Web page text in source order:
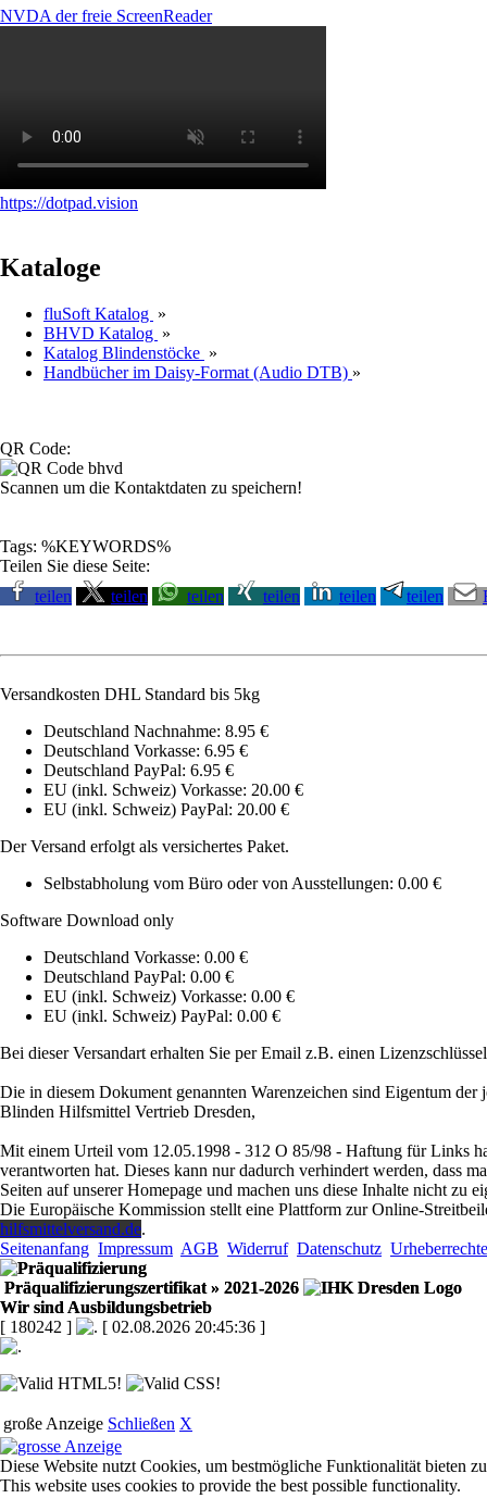
NVDA der freie ScreenReader
https://dotpad.vision
Kataloge
fluSoft Katalog »
BHVD Katalog »
Katalog Blindenstöcke »
Handbücher im Daisy-Format (Audio DTB) »
QR Code:
Scannen um die Kontaktdaten zu speichern!
Tags: %KEYWORDS%
Teilen Sie diese Seite:
teilen
teilen teilen teilen teilen teilen
Versandkosten DHL Standard bis 5kg
Deutschland Nachnahme: 8.95 €
Deutschland Vorkasse: 6.95 €
Deutschland PayPal: 6.95 €
EU (inkl. Schweiz) Vorkasse: 20.00 €
EU (inkl. Schweiz) PayPal: 20.00 €
Der Versand erfolgt als versichertes Paket.
Selbstabholung vom Büro oder von Ausstellungen: 0.00 €
Software Download only
Deutschland Vorkasse: 0.00 €
Deutschland PayPal: 0.00 €
EU (inkl. Schweiz) Vorkasse: 0.00 €
EU (inkl. Schweiz) PayPal: 0.00 €
Bei dieser Versandart erhalten Sie per Email z.B. einen
Die in diesem Dokument genannten Warenzeichen sind Eigentum
Blinden Hilfsmittel Vertrieb Dresden,
Mit einem Urteil vom 12.05.1998 - 312 O 85/98 - Haftung für Links
verantworten hat. Dieses kann nur dadurch verhindert werden, dass
Seiten auf unserer Homepage und machen uns diese Inhalte nicht
Die Europäische Kommission stellt eine Plattform zur Online-
hilfsmittelversand.de.
Seitenanfang Impressum AGB Widerruf Datenschutz Urheberrechte
Präqualifizierungszertifikat » 2021-2026
Wir sind Ausbildungsbetrieb
[ 180242 ]
[ 02.08.2026 20:45:36 ]
große Anzeige Schließen X
Diese Website nutzt Cookies, um bestmögliche Funktionalität bieten
This website uses cookies to provide the best possible functionality.